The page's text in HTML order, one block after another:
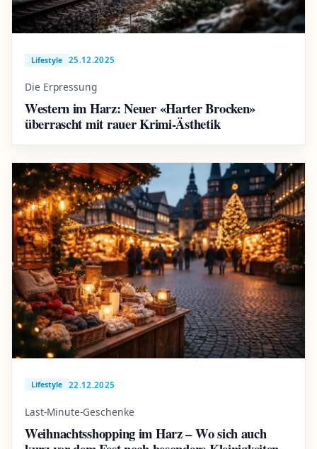
Lifestyle 25.12.2025
Die Erpressung
Western im Harz: Neuer «Harter Brocken»
überrascht mit rauer Krimi-Ästhetik
Lifestyle 22.12.2025
Last-Minute-Geschenke
Weihnachtsshopping im Harz – Wo sich auch